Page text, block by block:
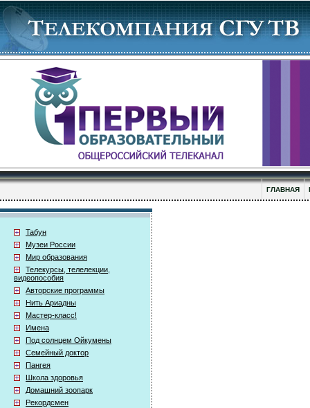
ГЛАВНАЯ
Табун
Музеи России
Мир образования
Телекурсы, телелекции,
видеопособия
Авторские программы
Нить Ариадны
Мастер-класс!
Имена
Под солнцем Ойкумены
Семейный доктор
Пангея
Школа здоровья
Домашний зоопарк
Рекордсмен